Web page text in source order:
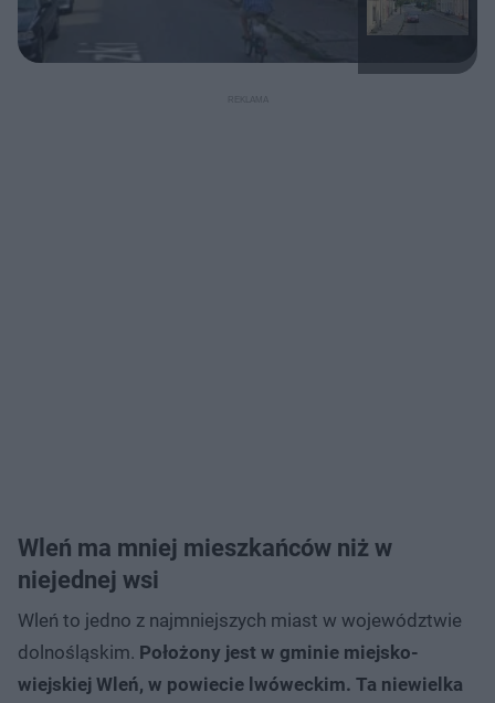
Wleń ma mniej mieszkańców niż w
niejednej wsi
Wleń to jedno z najmniejszych miast w województwie
dolnośląskim. Położony jest w gminie miejsko-
wiejskiej Wleń, w powiecie lwóweckim. Ta niewielka